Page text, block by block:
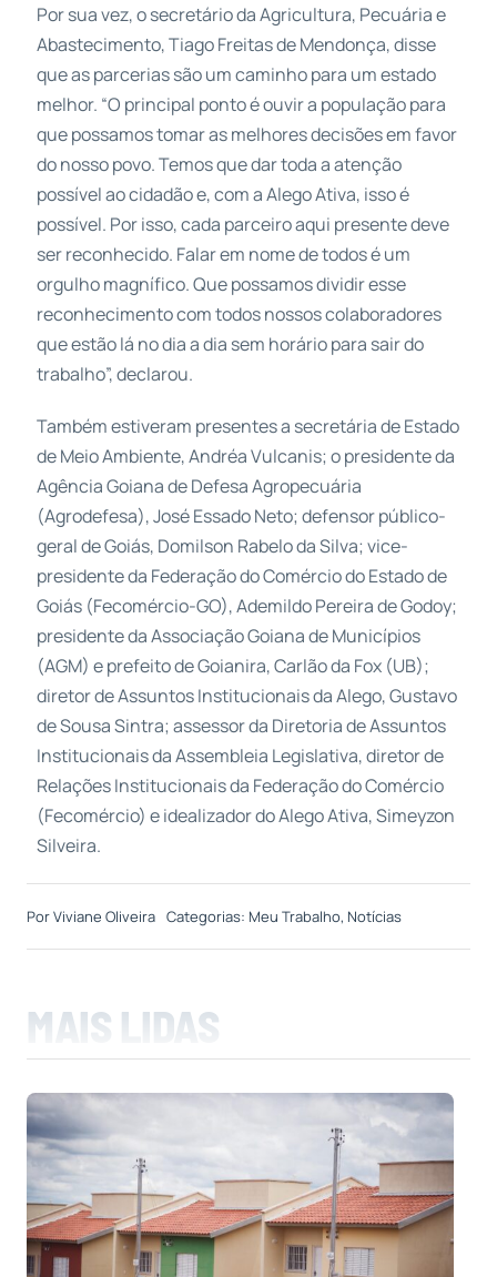
Por sua vez, o secretário da Agricultura, Pecuária e
Abastecimento, Tiago Freitas de Mendonça, disse
que as parcerias são um caminho para um estado
melhor. “O principal ponto é ouvir a população para
que possamos tomar as melhores decisões em favor
do nosso povo. Temos que dar toda a atenção
possível ao cidadão e, com a Alego Ativa, isso é
possível. Por isso, cada parceiro aqui presente deve
ser reconhecido. Falar em nome de todos é um
orgulho magnífico. Que possamos dividir esse
reconhecimento com todos nossos colaboradores
que estão lá no dia a dia sem horário para sair do
trabalho”, declarou.
Também estiveram presentes a secretária de Estado
de Meio Ambiente, Andréa Vulcanis; o presidente da
Agência Goiana de Defesa Agropecuária
(Agrodefesa), José Essado Neto; defensor público-
geral de Goiás, Domilson Rabelo da Silva; vice-
presidente da Federação do Comércio do Estado de
Goiás (Fecomércio-GO), Ademildo Pereira de Godoy;
presidente da Associação Goiana de Municípios
(AGM) e prefeito de Goianira, Carlão da Fox (UB);
diretor de Assuntos Institucionais da Alego, Gustavo
de Sousa Sintra; assessor da Diretoria de Assuntos
Institucionais da Assembleia Legislativa, diretor de
Relações Institucionais da Federação do Comércio
(Fecomércio) e idealizador do Alego Ativa, Simeyzon
Silveira.
PorViviane Oliveira Categorias: Meu Trabalho, Notícias
MAIS LIDAS